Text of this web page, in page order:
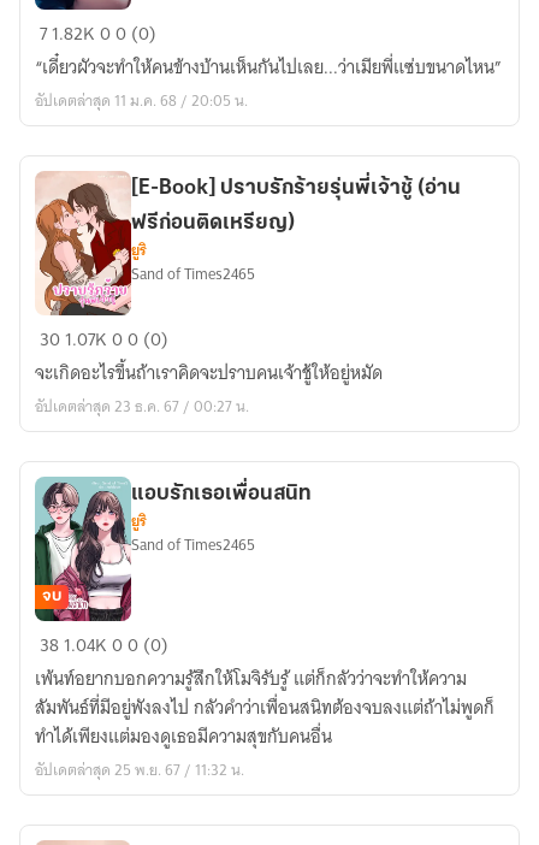
ฟรี
ก่อน
ติด
เหรียญ)
[E-
Book]
ขย่ม
รัก
ชาย
เพื่อน
(อ่าน
ฟรี
ก่อน
ติด
เหรียญ)
71.82K00 (0)
“เดี๋ยวผัวจะทำให้คนข้างบ้านเห็นกันไปเลย...ว่าเมียพี่แซ่บขนาดไหน”
อัปเดตล่าสุด 11 ม.ค. 68 / 20:05 น.
[E-
Book]
ปราบ
รัก
รุ่น
พี่
เจ้าชู้
(อ่าน
ฟรี
ก่อน
ติด
เหรียญ)
[E-Book] ปราบรักร้ายรุ่นพี่เจ้าชู้ (อ่าน
ฟรีก่อนติดเหรียญ)
ยูริ
Sand of Times2465
301.07K00 (0)
จะเกิดอะไรขึ้นถ้าเราคิดจะปราบคนเจ้าชู้ให้อยู่หมัด
อัปเดตล่าสุด 23 ธ.ค. 67 / 00:27 น.
แอบ
รัก
เธอ
เพื่อน
สนิท
จบ
แอบรักเธอเพื่อนสนิท
ยูริ
Sand of Times2465
381.04K00 (0)
เพ้นท์อยากบอกความรู้สึกให้โมจิรับรู้ แต่ก็กลัวว่าจะทำให้ความ
สัมพันธ์ที่มีอยู่พังลงไป กลัวคำว่าเพื่อนสนิทต้องจบลงแต่ถ้าไม่พูดก็
ทำได้เพียงแต่มองดูเธอมีความสุขกับคนอื่น
อัปเดตล่าสุด 25 พ.ย. 67 / 11:32 น.